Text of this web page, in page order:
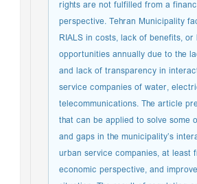
rights are not fulfilled from a
perspective. Tehran Municipality
RIALS in costs, lack of benefits, or
opportunities annually due to the
and lack of transparency in
service companies of water,
telecommunications. The article
that can be applied to solve some
and gaps in the municipality’s
urban service companies, at least
economic perspective, and